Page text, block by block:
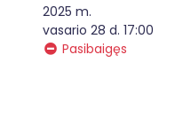
2025 m.
vasario 28 d. 17:00
Pasibaigęs